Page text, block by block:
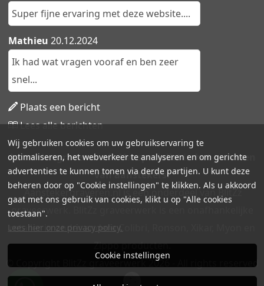
Super fijne ervaring met deze website....
Mathieu 20.12.2024
Ik had wat vragen vooraf en ben zeer
snel...
Plaats een bericht
Lees alle berichten
Aanstekergraveren.nl - Uw specialist in het graveren
van aanstekers!
Aanstekergraveren.nl is een onderdeel van BlitZz
graveerwerk. BlitZz graveerwerk is een onafhankelijke
retailer in onder andere Colibri, Ronson, Xikar, Myon en
Zippo producten.
© Copyright BlitZz graveerwerk 2026 - All rights reserved
Wij gebruiken cookies om uw gebruikservaring te
optimaliseren, het webverkeer te analyseren en om gerichte
advertenties te kunnen tonen via derde partijen. U kunt deze
beheren door op "Cookie instellingen" te klikken. Als u akkoord
gaat met ons gebruik van cookies, klikt u op "Alle cookies
toestaan".
Lees hier onze privacy policy.
Cookie instellingen